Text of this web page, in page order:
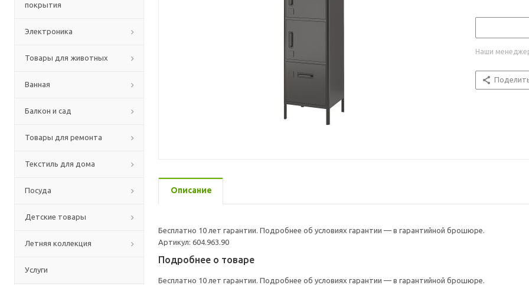
покрытия
Электроника
Товары для животных
Ванная
Балкон и сад
Товары для ремонта
Текстиль для дома
Посуда
Детские товары
Летняя коллекция
Услуги
Наши
Описание
Бесплатно 10 лет гарантии. Подробнее об условиях гарантии — в гарантийной брошюре.
Артикул: 604.963.90
Подробнее о товаре
Бесплатно 10 лет гарантии. Подробнее об условиях гарантии — в гарантийной брошюре.